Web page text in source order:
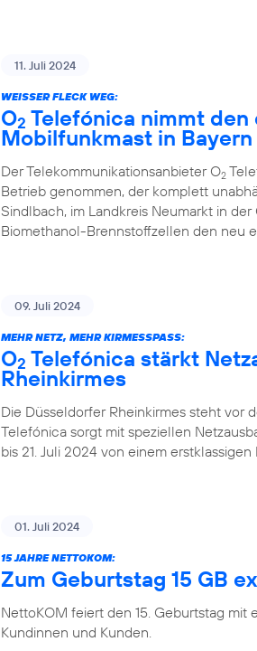
11. Juli 2024
WEISSER FLECK WEG:
O2 Telefónica nimmt
Mobilfunkmast in
Der Telekommunikationsanbieter O2
Betrieb genommen, der komplett
Sindlbach, im Landkreis Neumarkt in
Biomethanol-Brennstoffzellen den neu
09. Juli 2024
MEHR NETZ, MEHR KIRMESSPASS:
O2 Telefónica stärkt
Rheinkirmes
Die Düsseldorfer Rheinkirmes steht vor
Telefónica sorgt mit speziellen
bis 21. Juli 2024 von einem
01. Juli 2024
15 JAHRE NETTOKOM:
Zum Geburtstag 15 GB
NettoKOM feiert den 15. Geburtstag
Kundinnen und Kunden.